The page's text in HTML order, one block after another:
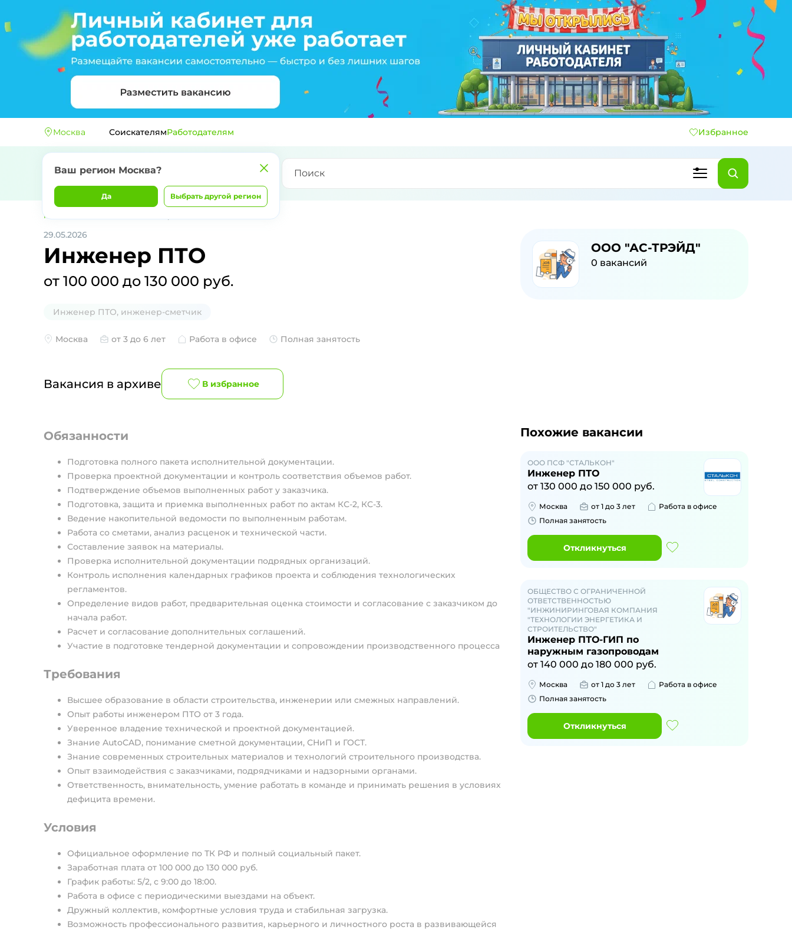
Москва
Ваш регион Москва?
Да Выбрать другой регион
СоискателямРаботодателям Избранное
Главная
29.05.2026
Инженер ПТО
от 100 000 до 130 000 руб.
Инженер ПТО, инженер-сметчик
Москва от 3 до 6 лет Работа в офисе Полная занятость
Вакансия в архиве В избранное
ООО "АС-ТРЭЙД"
0 вакансий
Обязанности
Подготовка полного пакета исполнительной документации.
Проверка проектной документации и контроль соответствия объемов работ.
Подтверждение объемов выполненных работ у заказчика.
Подготовка, защита и приемка выполненных работ по актам КС-2, КС-3.
Ведение накопительной ведомости по выполненным работам.
Работа со сметами, анализ расценок и технической части.
Составление заявок на материалы.
Проверка исполнительной документации подрядных организаций.
Контроль исполнения календарных графиков проекта и соблюдения технологических
регламентов.
Определение видов работ, предварительная оценка стоимости и согласование с заказчиком до
начала работ.
Расчет и согласование дополнительных соглашений.
Участие в подготовке тендерной документации и сопровождении производственного процесса
Требования
Высшее образование в области строительства, инженерии или смежных направлений.
Опыт работы инженером ПТО от 3 года.
Уверенное владение технической и проектной документацией.
Знание AutoCAD, понимание сметной документации, СНиП и ГОСТ.
Знание современных строительных материалов и технологий строительного производства.
Опыт взаимодействия с заказчиками, подрядчиками и надзорными органами.
Ответственность, внимательность, умение работать в команде и принимать решения в условиях
дефицита времени.
Условия
Официальное оформление по ТК РФ и полный социальный пакет.
Заработная плата от 100 000 до 130 000 руб.
График работы: 5/2, с 9:00 до 18:00.
Работа в офисе с периодическими выездами на объект.
Дружный коллектив, комфортные условия труда и стабильная загрузка.
Возможность профессионального развития, карьерного и личностного роста в развивающейся
Похожие вакансии
ООО ПСФ "СТАЛЬКОН"
Инженер ПТО
от 130 000 до 150 000 руб.
Москва от 1 до 3 лет
Работа в офисе
Полная занятость
Откликнуться
ОБЩЕСТВО С ОГРАНИЧЕННОЙ
ОТВЕТСТВЕННОСТЬЮ
"ИНЖИНИРИНГОВАЯ КОМПАНИЯ
"ТЕХНОЛОГИИ ЭНЕРГЕТИКА И
СТРОИТЕЛЬСТВО"
Инженер ПТО-ГИП по
наружным газопроводам
от 140 000 до 180 000 руб.
Москва от 1 до 3 лет
Работа в офисе
Полная занятость
Откликнуться